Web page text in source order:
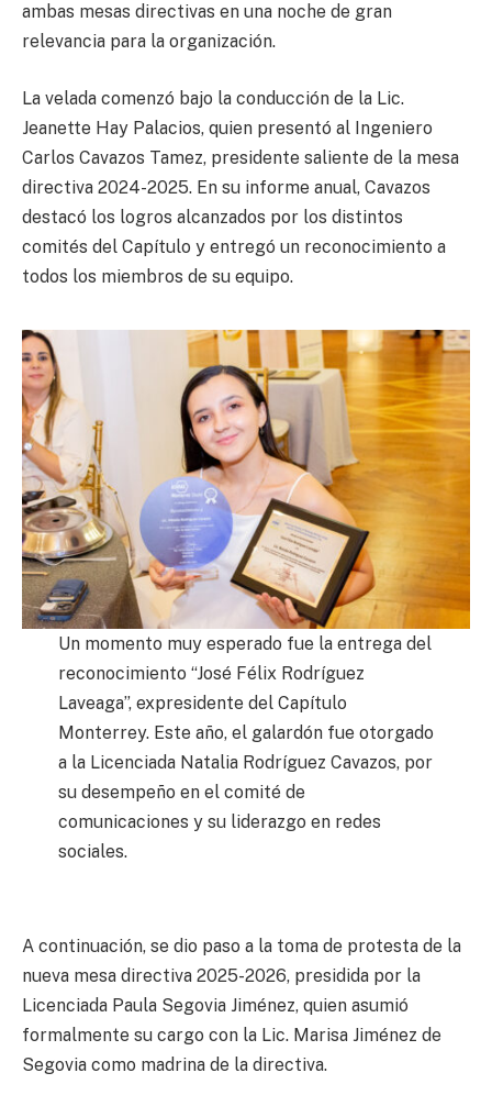
ambas mesas directivas en una noche de gran
relevancia para la organización.
La velada comenzó bajo la conducción de la Lic.
Jeanette Hay Palacios, quien presentó al Ingeniero
Carlos Cavazos Tamez, presidente saliente de la mesa
directiva 2024-2025. En su informe anual, Cavazos
destacó los logros alcanzados por los distintos
comités del Capítulo y entregó un reconocimiento a
todos los miembros de su equipo.
Un momento muy esperado fue la entrega del
reconocimiento “José Félix Rodríguez
Laveaga”, expresidente del Capítulo
Monterrey. Este año, el galardón fue otorgado
a la Licenciada Natalia Rodríguez Cavazos, por
su desempeño en el comité de
comunicaciones y su liderazgo en redes
sociales.
A continuación, se dio paso a la toma de protesta de la
nueva mesa directiva 2025-2026, presidida por la
Licenciada Paula Segovia Jiménez, quien asumió
formalmente su cargo con la Lic. Marisa Jiménez de
Segovia como madrina de la directiva.